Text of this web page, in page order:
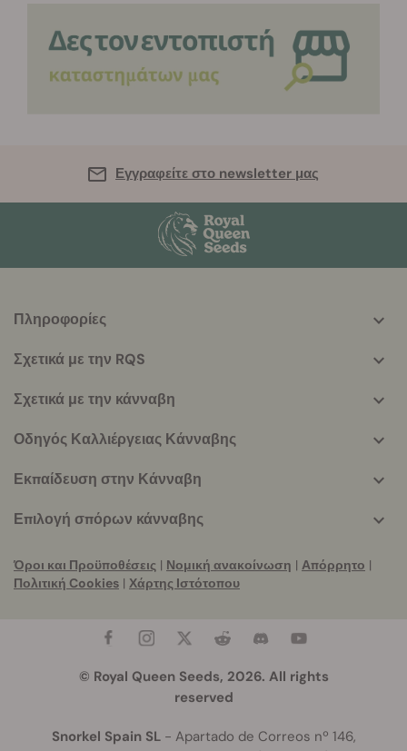
Εγγραφείτε στο newsletter μας
More
info
Πληροφορίες
Σχετικά με την RQS
Σχετικά με την κάνναβη
Οδηγός Καλλιέργειας Κάνναβης
Εκπαίδευση στην Κάνναβη
Επιλογή σπόρων κάνναβης
Όροι και Προϋποθέσεις | Νομική ανακοίνωση | Απόρρητο |
Πολιτική Cookies | Χάρτης Ιστότοπου
© Royal Queen Seeds, 2026. All rights
reserved
Snorkel Spain SL- Apartado de Correos nº 146,